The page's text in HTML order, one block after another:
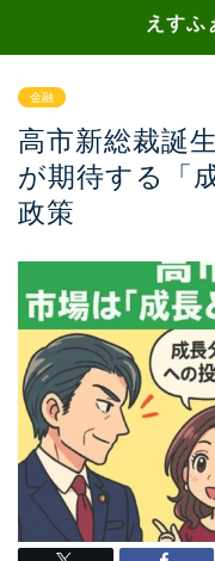
えすふ
金融
高市新総裁誕
が期待する「
政策